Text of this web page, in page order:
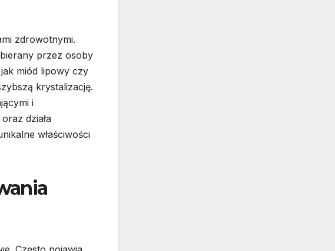
zdrowotnymi.
przez osoby
miód lipowy czy
krystalizację.
i
działa
właściwości